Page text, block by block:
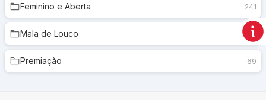
Feminino e Aberta 241
Mala de Louco 330
Premiação 69